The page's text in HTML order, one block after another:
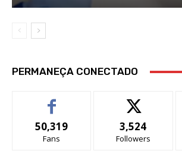
PERMANEÇA CONECTADO
50,319
Fans
3,524
Followers